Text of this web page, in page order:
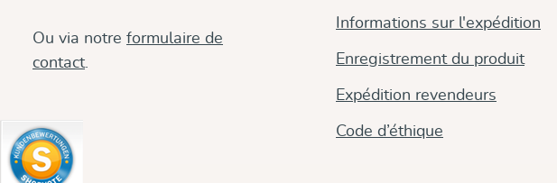
Ou via notre formulaire de
contact
Informations sur l'expédition
Enregistrement du produit
Expédition revendeurs
Code d’éthique